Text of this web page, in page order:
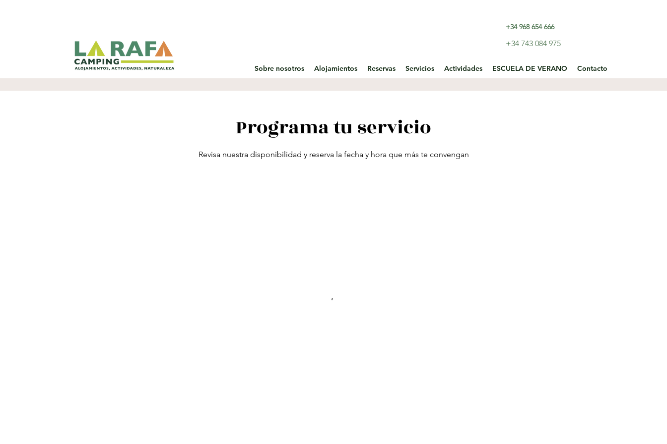
+34 968 654 666
+34 743 084 975
Sobre nosotros Alojamientos Reservas Servicios Actividades ESCUELA DE VERANO Contacto
Programa tu servicio
Revisa nuestra disponibilidad y reserva la fecha y hora que más te convengan